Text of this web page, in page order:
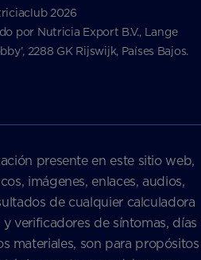
2026
por Nutricia Export B.V., Lange
2288 GK Rijswijk, Países Bajos.
presente en este sitio web,
imágenes, enlaces, audios,
de cualquier calculadora
verificadores de síntomas, días
materiales, son para propósitos